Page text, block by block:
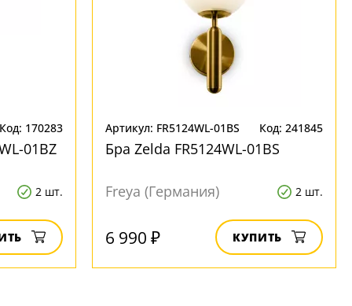
Код: 170283
01BZ
2 шт.
Артикул: FR5124WL-01BS Код: 241845
Бра Zelda FR5124WL-01BS
Freya (Германия) 2 шт.
6 990 ₽ КУПИТЬ